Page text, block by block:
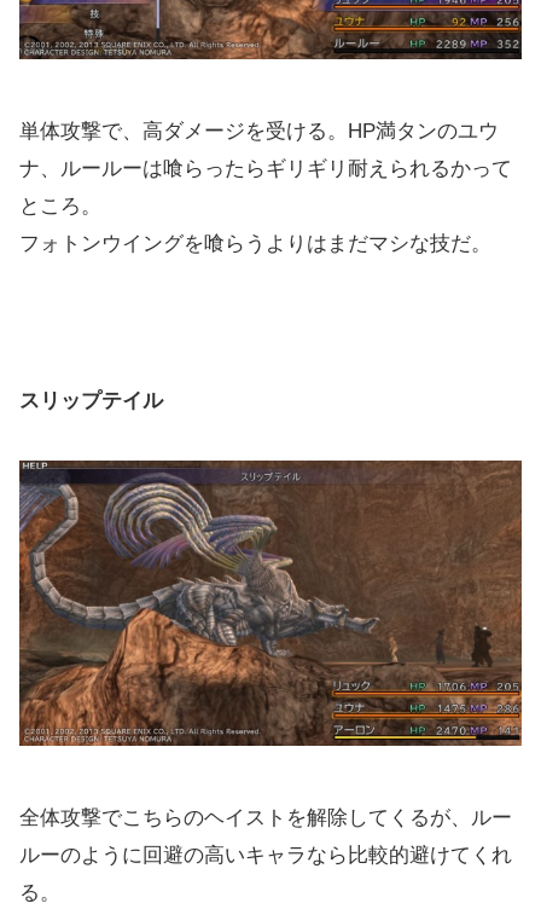
単体攻撃で、高ダメージを受ける。HP満タンのユウ
ナ、ルールーは喰らったらギリギリ耐えられるかって
ところ。
フォトンウイングを喰らうよりはまだマシな技だ。
スリップテイル
全体攻撃でこちらのヘイストを解除してくるが、ルー
ルーのように回避の高いキャラなら比較的避けてくれ
る。